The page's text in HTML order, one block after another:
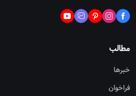
مطالب
خبرها
فراخوان